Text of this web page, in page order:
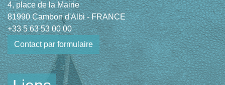
4, place de la Mairie
81990 Cambon d'Albi - FRANCE
+33 5 63 53 00 00
Contact par formulaire